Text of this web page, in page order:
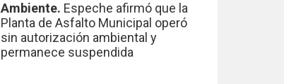
Ambiente. Espeche afirmó que la
Planta de Asfalto Municipal operó
sin autorización ambiental y
permanece suspendida